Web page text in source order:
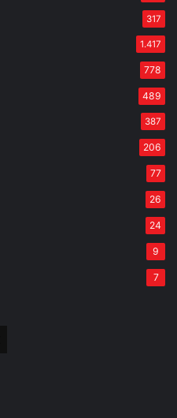
317
1.417
778
489
387
206
77
26
24
9
7